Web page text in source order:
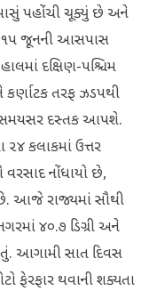
પહોંચી ચૂક્યું છે અને
૧૫ જૂનની આસપાસ
દક્ષિણ-પશ્ચિમ
તરફ ઝડપથી
દસ્તક આપશે.
કલાકમાં ઉત્તર
વરસાદ નોંધાયો છે,
છે. આજે રાજ્યમાં સૌથી
૪૦.૭ ડિગ્રી અને
આગામી સાત દિવસ
ફેરફાર થવાની શક્યતા